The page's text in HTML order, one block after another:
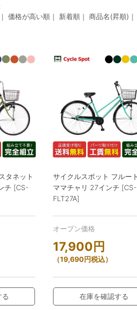
｜価格が高い順 ｜ 新着順 ｜商品名(昇順)
タネット
チ [CS-
サイクルスポット フルー
ママチャリ 27インチ [CS-
FLT27A]
オープン価格
17,900 円
（19,690円税込）
在庫を確認する